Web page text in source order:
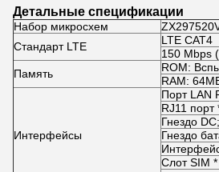
Детальные спецификации
Набор микросхем
Стандарт LTE
LTE CAT4
150 Mbps
Память
ROM:
RAM:
Интерфейсы
Порт LAN
RJ11
Гнездо DC;
Гнездо
Слот SIM *